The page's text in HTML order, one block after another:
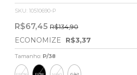
SKU: 10510690-P
R$67,45 R$134,90
ECONOMIZE R$3,37
Tamanho: P/38